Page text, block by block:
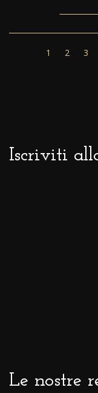
1 2 3
Iscriviti
Le nostre